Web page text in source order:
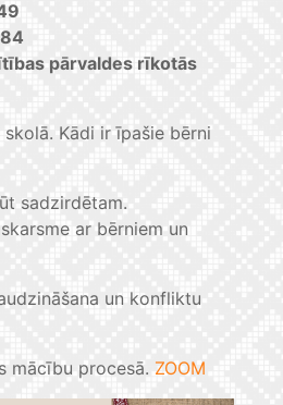
pārvaldes rīkotās
Kādi ir īpašie bērni
sadzirdētam.
ar bērniem un
un konfliktu
mācību procesā. ZOOM